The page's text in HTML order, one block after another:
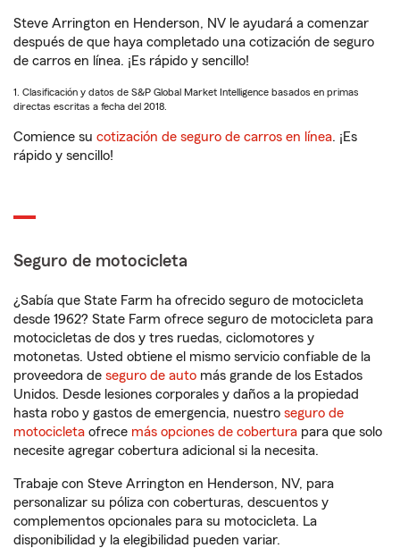
Steve Arrington en Henderson, NV le ayudará a comenzar
después de que haya completado una cotización de seguro
de carros en línea. ¡Es rápido y sencillo!
1. Clasificación y datos de S&P Global Market Intelligence basados en primas
directas escritas a fecha del 2018.
Comience su cotización de seguro de carros en línea. ¡Es
rápido y sencillo!
Seguro de motocicleta
¿Sabía que State Farm ha ofrecido seguro de motocicleta
desde 1962? State Farm ofrece seguro de motocicleta para
motocicletas de dos y tres ruedas, ciclomotores y
motonetas. Usted obtiene el mismo servicio confiable de la
proveedora de seguro de auto más grande de los Estados
Unidos. Desde lesiones corporales y daños a la propiedad
hasta robo y gastos de emergencia, nuestro seguro de
motocicleta ofrece más opciones de cobertura para que solo
necesite agregar cobertura adicional si la necesita.
Trabaje con Steve Arrington en Henderson, NV, para
personalizar su póliza con coberturas, descuentos y
complementos opcionales para su motocicleta. La
disponibilidad y la elegibilidad pueden variar.